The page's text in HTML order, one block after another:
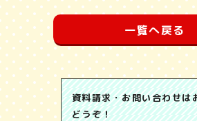
一覧へ戻る
資料請求・お問い合わせは
どうぞ！